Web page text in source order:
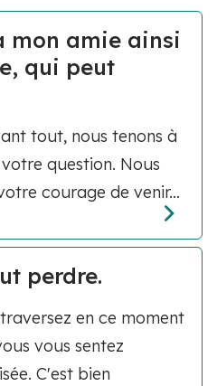
mon amie ainsi
qui peut
tout, nous tenons à
question. Nous
courage de venir...
perdre.
en ce moment
vous sentez
C'est bien